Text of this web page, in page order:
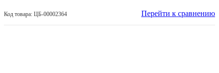
Код товара: ЦБ-00002364 Перейти к сравнению